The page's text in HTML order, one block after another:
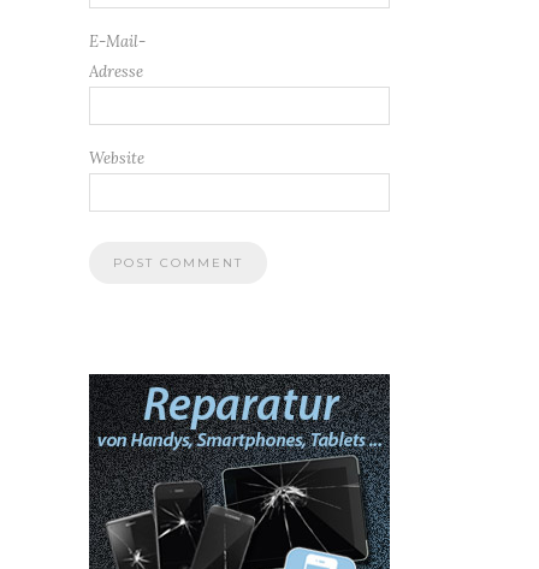
E-Mail-
Adresse
Website